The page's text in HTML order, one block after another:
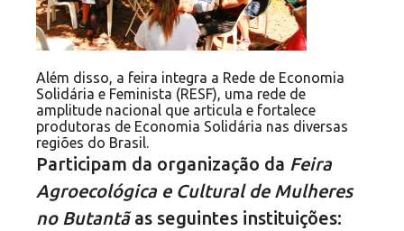
Além disso, a feira integra a Rede de Economia
Solidária e Feminista (RESF), uma rede de
amplitude nacional que articula e fortalece
produtoras de Economia Solidária nas diversas
regiões do Brasil.
Participam da organização da Feira
Agroecológica e Cultural de Mulheres
no Butantãas seguintes instituições: